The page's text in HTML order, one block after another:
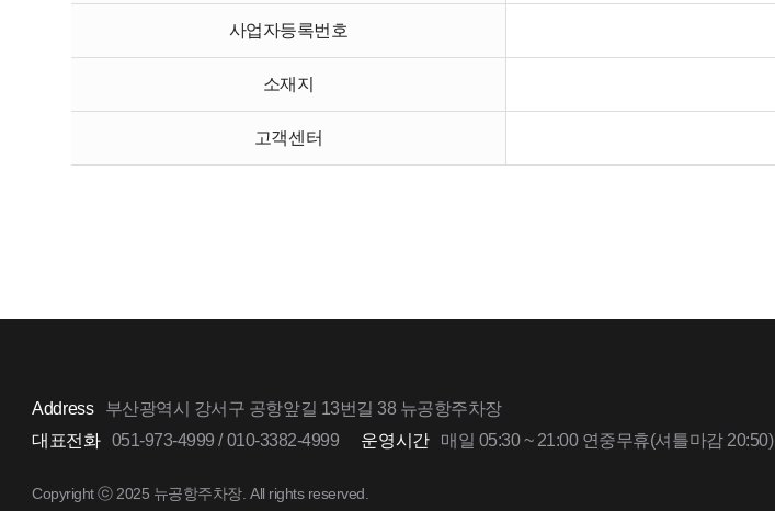
사업자등록번호
소재지
고객센터
Address
부산광역시 강서구 공항앞길 13번길 38 뉴공항주차장
대표전화
051-973-4999 / 010-3382-4999 운영시간 매일 05:30 ~ 21:00 연중무휴(셔틀마감 20:50)
Copyright ⓒ 2025 뉴공항주차장. All rights reserved.